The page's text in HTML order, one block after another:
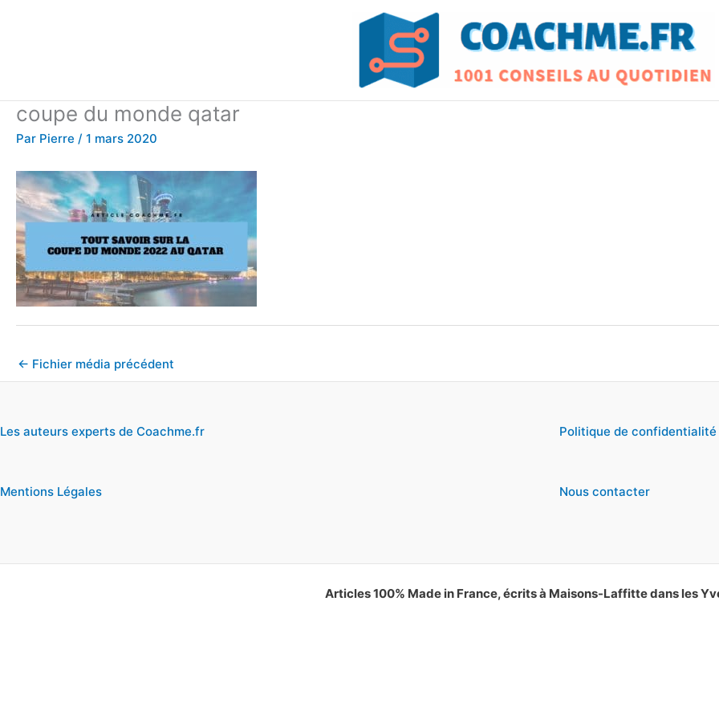
coupe du monde qatar
Par Pierre / 1 mars 2020
← Fichier média précédent
Les auteurs experts de Coachme.fr
Mentions Légales
Politique de confidentialité
Nous contacter
Articles 100% Made in France, écrits à Maisons-Laffitte dans les